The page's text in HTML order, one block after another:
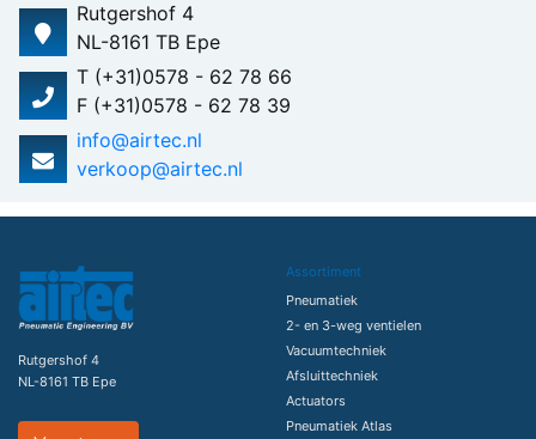
Rutgershof 4
NL-8161 TB Epe
T (+31)0578 - 62 78 66
F (+31)0578 - 62 78 39
info@airtec.nl
verkoop@airtec.nl
Rutgershof 4
NL-8161 TB Epe
Assortiment
Pneumatiek
2- en 3-weg ventielen
Vacuumtechniek
Afsluittechniek
Actuators
Pneumatiek Atlas